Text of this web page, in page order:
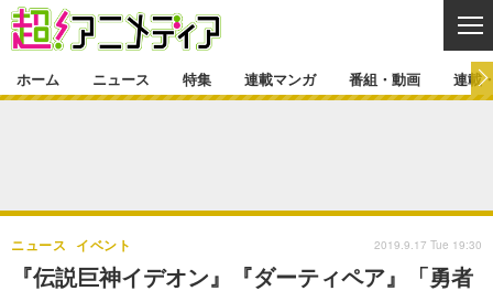
ゲーム・アプリ マンガ
特集一覧 カバー
連載マンガ
連載マンガ一覧
番組・動画
ホーム ニュース 特集 連載マンガ 番組・動画 連載
『伝説巨神イデオン』『ダーティペア』「勇者
ニュース イベント 2019.9.17 Tue 19:30